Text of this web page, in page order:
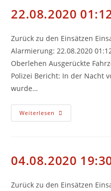
22.08.2020
Zurück zu den Einsätzen
Alarmierung: 22.08.2020
Oberlehen Ausgerückte
Polizei Bericht: In der Nacht
wurde…
Weiterlesen 22.08.2020
01:12
04.08.2020
Zurück zu den Einsätzen